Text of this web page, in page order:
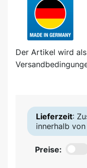
Der Artikel wird
Lieferzeit:
innerhalb
Preise: